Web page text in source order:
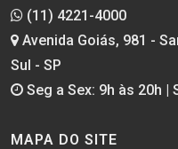
(11) 4221-4000
Avenida Goiás, 981 -
Sul - SP
Seg a Sex: 9h às 20h |
MAPA DO SITE